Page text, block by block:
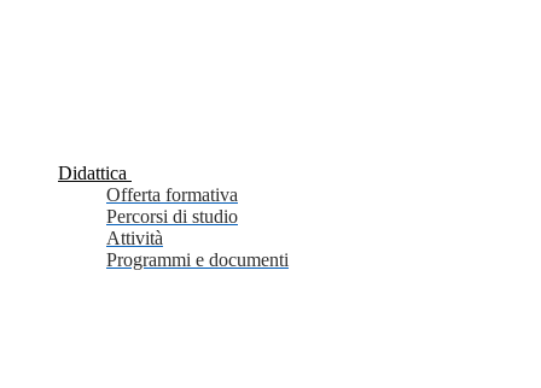
Didattica
Offerta formativa
Percorsi di studio
Attività
Programmi e documenti